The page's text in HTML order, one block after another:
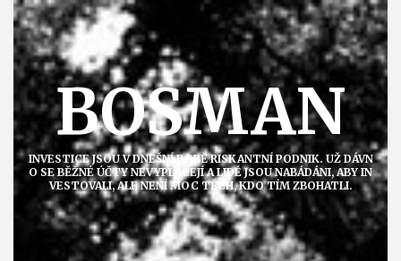
Přejít
obsahu
BOSMAN
INVESTICE JSOU V DNEŠNÍ DOBĚ RISKANTNÍ PODNIK. UŽ DÁVN
O SE BĚŽNÉ ÚČTY NEVYPLÁCEJÍ A LIDÉ JSOU NABÁDÁNI, ABY IN
VESTOVALI, ALE NENÍ MOC TĚCH, KDO TÍM ZBOHATLI.